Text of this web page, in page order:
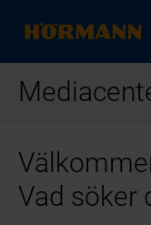
Vad söker